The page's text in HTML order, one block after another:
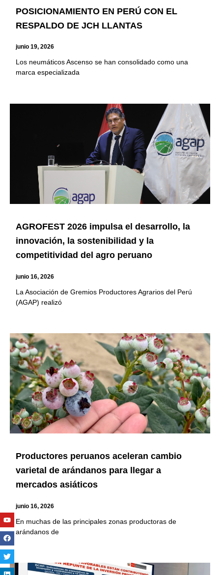
POSICIONAMIENTO EN PERÚ CON EL
RESPALDO DE JCH LLANTAS
junio 19, 2026
Los neumáticos Ascenso se han consolidado como una
marca especializada
AGROFEST 2026 impulsa el desarrollo, la
innovación, la sostenibilidad y la
competitividad del agro peruano
junio 16, 2026
La Asociación de Gremios Productores Agrarios del Perú
(AGAP) realizó
Productores peruanos aceleran cambio
varietal de arándanos para llegar a
mercados asiáticos
junio 16, 2026
En muchas de las principales zonas productoras de
arándanos de
Youtube
Facebook
Twitter
Linkedin
Instagram